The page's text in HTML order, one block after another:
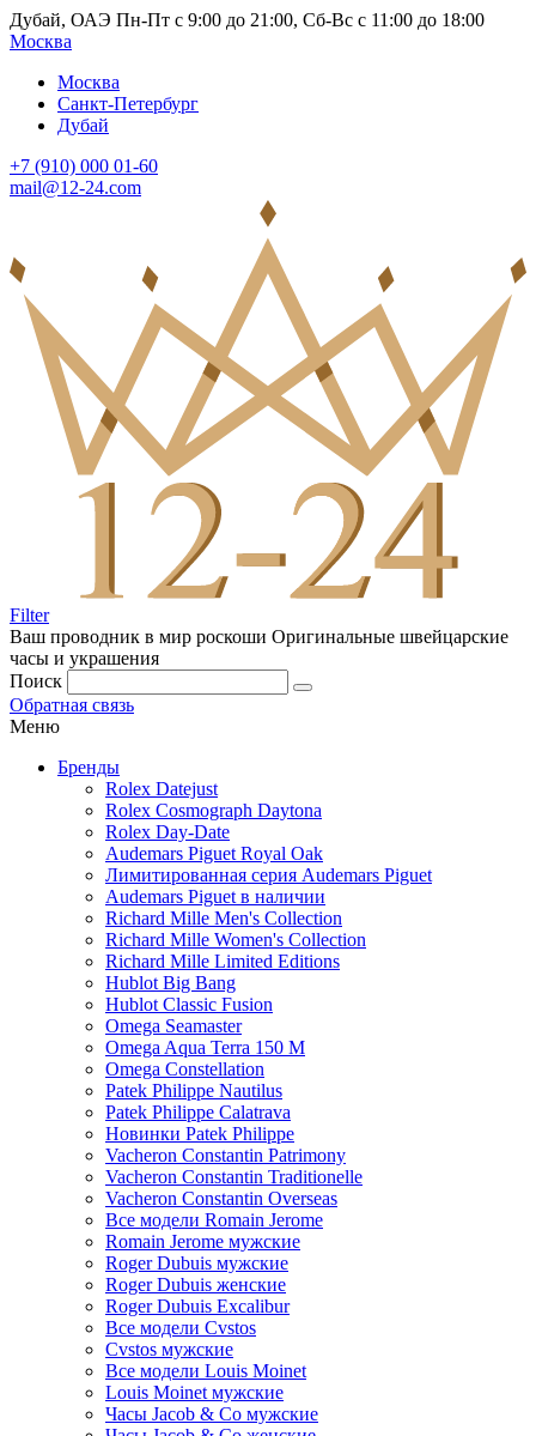
Дубай, ОАЭ Пн-Пт с 9:00 до 21:00, Сб-Вс с 11:00 до 18:00
Москва
Москва
Санкт-Петербург
Дубай
+7 (910) 000 01-60
mail@12-24.com
Filter
Ваш проводник в мир роскоши Оригинальные швейцарские
часы и украшения
Поиск
Обратная связь
Меню
Бренды
Rolex Datejust
Rolex Cosmograph Daytona
Rolex Day-Date
Audemars Piguet Royal Oak
Лимитированная серия Audemars Piguet
Audemars Piguet в наличии
Richard Mille Men's Collection
Richard Mille Women's Collection
Richard Mille Limited Editions
Hublot Big Bang
Hublot Classic Fusion
Omega Seamaster
Omega Aqua Terra 150 M
Omega Constellation
Patek Philippe Nautilus
Patek Philippe Calatrava
Новинки Patek Philippe
Vacheron Constantin Patrimony
Vacheron Constantin Traditionelle
Vacheron Constantin Overseas
Все модели Romain Jerome
Romain Jerome мужские
Roger Dubuis мужские
Roger Dubuis женские
Roger Dubuis Excalibur
Все модели Cvstos
Cvstos мужские
Все модели Louis Moinet
Louis Moinet мужские
Часы Jacob & Co мужские